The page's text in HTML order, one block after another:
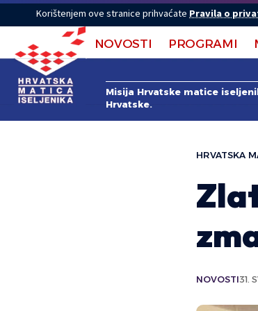
Korištenjem ove stranice prihvaćate Pravila o
NOVOSTI PROGRAMI
Misija Hrvatske matice
Hrvatske.
HRVATSKA
NOVOSTI31.